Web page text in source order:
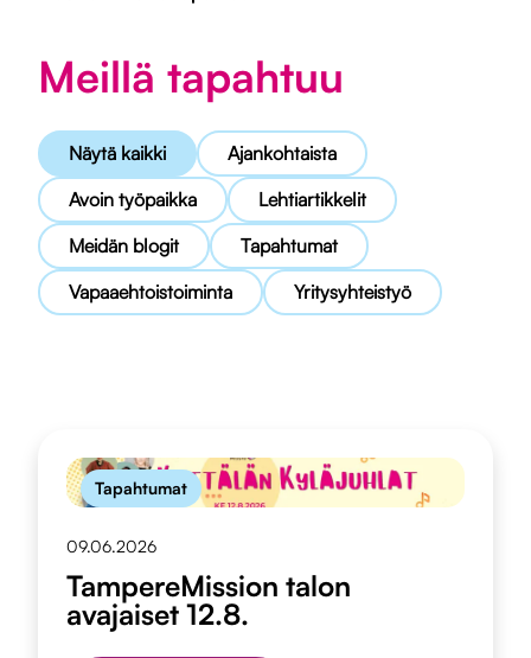
Meillä tapahtuu
Näytä kaikki
Ajankohtaista
Avoin työpaikka
Lehtiartikkelit
Meidän blogit
Tapahtumat
Vapaaehtoistoiminta
Yritysyhteistyö
Tapahtumat
09.06.2026
TampereMission talon
avajaiset 12.8.